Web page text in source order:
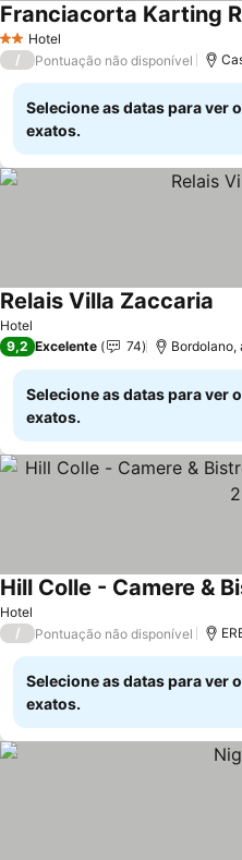
2 Estrelas
Hotel
Franciacorta Karting
/ Pontuação não disponível
Selecione as datas para ver
exatos.
Hotel
Relais Villa Zaccaria
9,2 Excelente 74 Bordolano,
Selecione as datas para ver
exatos.
Hotel
Ver preços
/ Pontuação não disponível
Selecione as datas para ver
exatos.